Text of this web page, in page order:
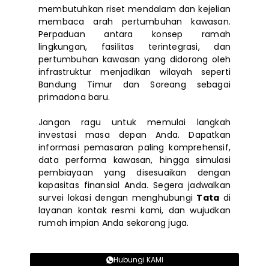
membutuhkan riset mendalam dan kejelian
membaca arah pertumbuhan kawasan.
Perpaduan antara konsep ramah
lingkungan, fasilitas terintegrasi, dan
pertumbuhan kawasan yang didorong oleh
infrastruktur menjadikan wilayah seperti
Bandung Timur dan Soreang sebagai
primadona baru.
Jangan ragu untuk memulai langkah
investasi masa depan Anda. Dapatkan
informasi pemasaran paling komprehensif,
data performa kawasan, hingga simulasi
pembiayaan yang disesuaikan dengan
kapasitas finansial Anda. Segera jadwalkan
survei lokasi dengan menghubungi Tata di
layanan kontak resmi kami, dan wujudkan
rumah impian Anda sekarang juga.
Hubungi KAMI